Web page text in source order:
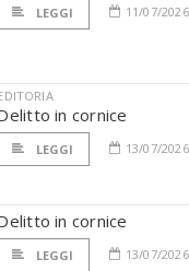
LEGGI 11/07/2026
in cornice
LEGGI 13/07/2026
in cornice
LEGGI 13/07/2026